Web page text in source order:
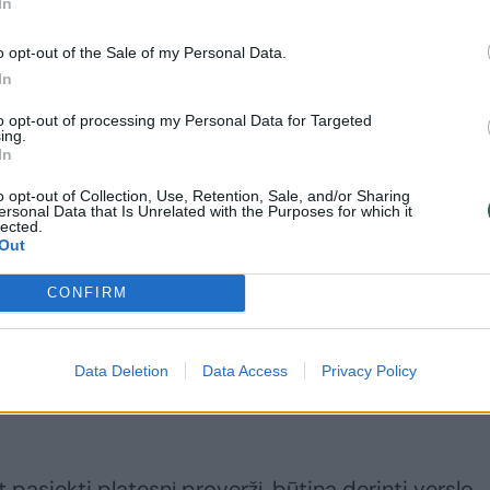
opt-out of the Sale of my Personal Data.
opt-out of processing my Personal Data for Targeted
opt-out of Collection, Use, Retention, Sale, and/or Sharing
Data that Is Unrelated with the Purposes for which it
CONFIRM
Data Deletion Data Access Privacy Policy
namo stogui – tuo
nežinojo, kad tokį
siūlo lietuviai
atsinaujinančiuose
įmonės aktyviai siekia energetinės
į vietinę gamybą, diegia efektyvumo
Be valstybės paskatų ir koordinavimo,
entuziastingų lyderių pastanga“, – pažymi M.